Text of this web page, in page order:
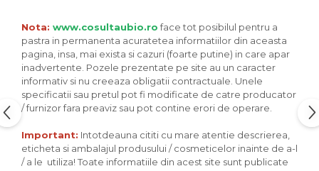
Mixuri, condimente si mirodenii
Mixuri
Condimente
Mirodenii
Maioneza bio
Semipreparate
Specialitati si produse asiatice
Nota: www.cosultaubio.roface tot posibilul pentru a
pastra in permanenta acuratetea informatiilor din aceasta
pagina, insa, mai exista si cazuri (foarte putine) in care apar
inadvertente. Pozele prezentate pe site au un caracter
informativ si nu creeaza obligatii contractuale. Unele
specificatii sau pretul pot fi modificate de catre producator
/ furnizor fara preaviz sau pot contine erori de operare.
Important: Intotdeauna cititi cu mare atentie descrierea,
eticheta si ambalajul produsului / cosmeticelor inainte de a-l
/ a le utiliza! Toate informatiile din acest site sunt publicate